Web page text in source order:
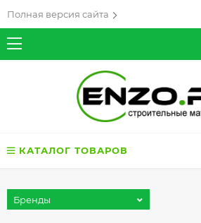
Полная версия сайта
КАТАЛОГ ТОВАРОВ
Бренды